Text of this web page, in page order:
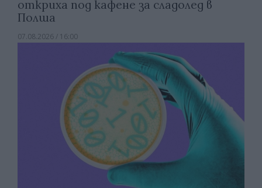
откриха под кафене за сладолед в
Полша
07.08.2026 / 16:00